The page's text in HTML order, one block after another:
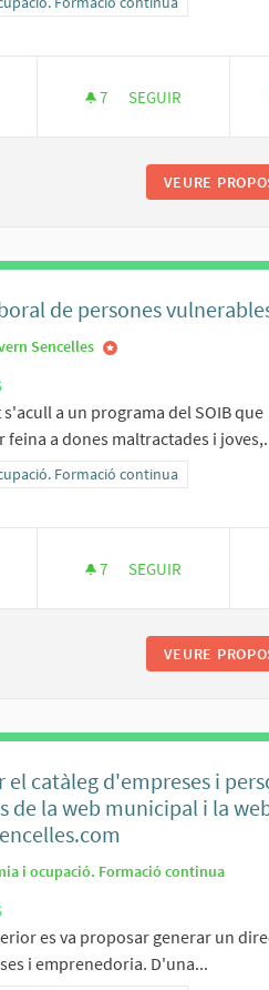
7 7 SEGUIDORES
SEGUIR
VEURE
de persones
Sencelles
a un programa del SOIB que
feina a dones maltractades i
per la categoria: Economia i
Formació continua
7 7 SEGUIDORES
SEGUIR
INSERCIÓ
VEURE
el catàleg d'empreses i
de la web municipal i la
i ocupació. Formació continua
es va proposar generar un
i emprenedoria. D'una...